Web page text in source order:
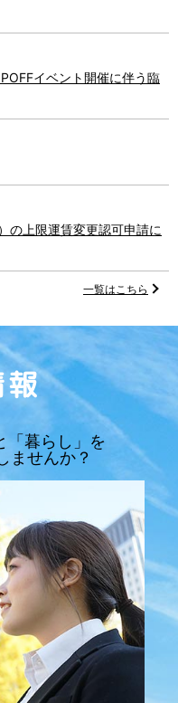
イベント開催に伴う臨
の上限運賃変更認可申請に
一覧はこちら
報
「暮らし」を
ませんか？